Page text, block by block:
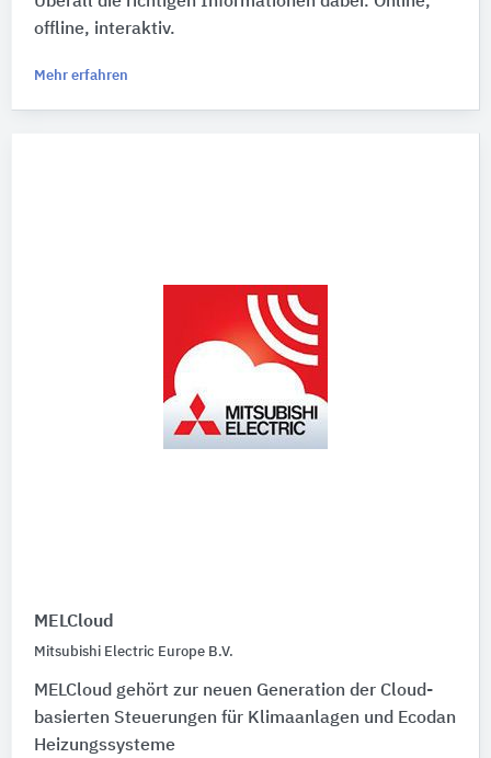
offline, interaktiv.
Mehr erfahren
MELCloud
Mitsubishi Electric Europe B.V.
MELCloud gehört zur neuen Generation der Cloud-
basierten Steuerungen für Klimaanlagen und Ecodan
Heizungssysteme